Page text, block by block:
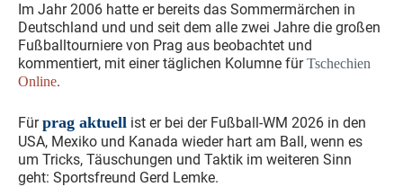
Im Jahr 2006 hatte er bereits das Sommermärchen in
Deutschland und und seit dem alle zwei Jahre die großen
Fußballtourniere von Prag aus beobachtet und
kommentiert, mit einer täglichen Kolumne fürTschechien
Online.
Fürprag aktuell ist er bei der Fußball-WM 2026 in den
USA, Mexiko und Kanada wieder hart am Ball, wenn es
um Tricks, Täuschungen und Taktik im weiteren Sinn
geht: Sportsfreund Gerd Lemke.